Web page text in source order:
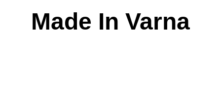
Made In Varna